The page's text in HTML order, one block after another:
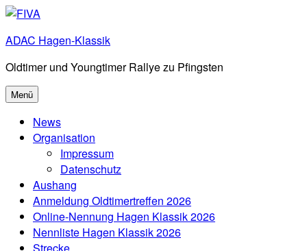
Zum
springen
ADAC Hagen-Klassik
Oldtimer und Youngtimer Rallye zu Pfingsten
Menü
News
Organisation
Impressum
Datenschutz
Aushang
Anmeldung Oldtimertreffen 2026
Online-Nennung Hagen Klassik 2026
Nennliste Hagen Klassik 2026